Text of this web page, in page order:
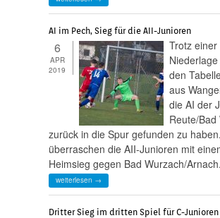
AI im Pech, Sieg für die AII-Junioren
6
APR
2019
Trotz einer
den
aus
die AI der
Reute/Bad
zurück in die Spur gefunden zu
überraschen die AII-Junioren mit
Heimsieg gegen Bad Wurzach/Arnach.
weiterlesen →
Dritter Sieg im dritten Spiel für C-Junioren